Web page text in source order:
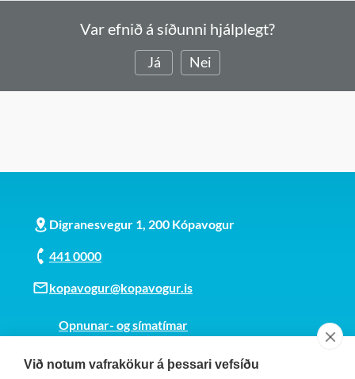
Við notum vafrakökur á þessari vefsíðu
Var efnið á síðunni hjálplegt?
Já Nei
Digranesvegur 1, 200 Kópavogur
441 0000
kopavogur@kopavogur.is
Opnunar- og símatímar
Kt. 700169-3759